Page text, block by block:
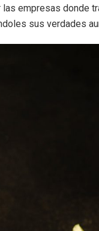
empresas donde
sus verdades